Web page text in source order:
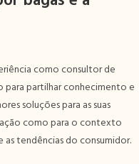
como consultor de
para partilhar conhecimento e
soluções para as suas
como para o contexto
tendências do consumidor.